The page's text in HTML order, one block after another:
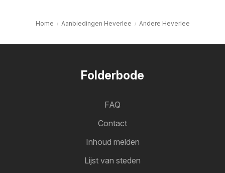
Home Aanbiedingen Heverlee Andere Heverlee
Folderbode
FAQ
Contact
Inhoud melden
Lijst van steden